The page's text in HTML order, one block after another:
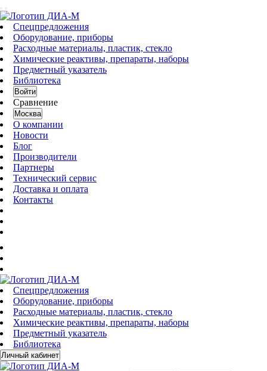
Спецпредложения
Оборудование, приборы
Расходные материалы, пластик, стекло
Химические реактивы, препараты, наборы
Предметный указатель
Библиотека
Войти
Сравнение
Москва
О компании
Новости
Блог
Производители
Партнеры
Технический сервис
Доставка и оплата
Контакты
Спецпредложения
Оборудование, приборы
Расходные материалы, пластик, стекло
Химические реактивы, препараты, наборы
Предметный указатель
Библиотека
Личный кабинет